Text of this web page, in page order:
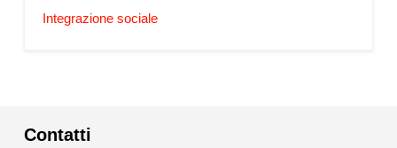
Integrazione sociale
Contatti